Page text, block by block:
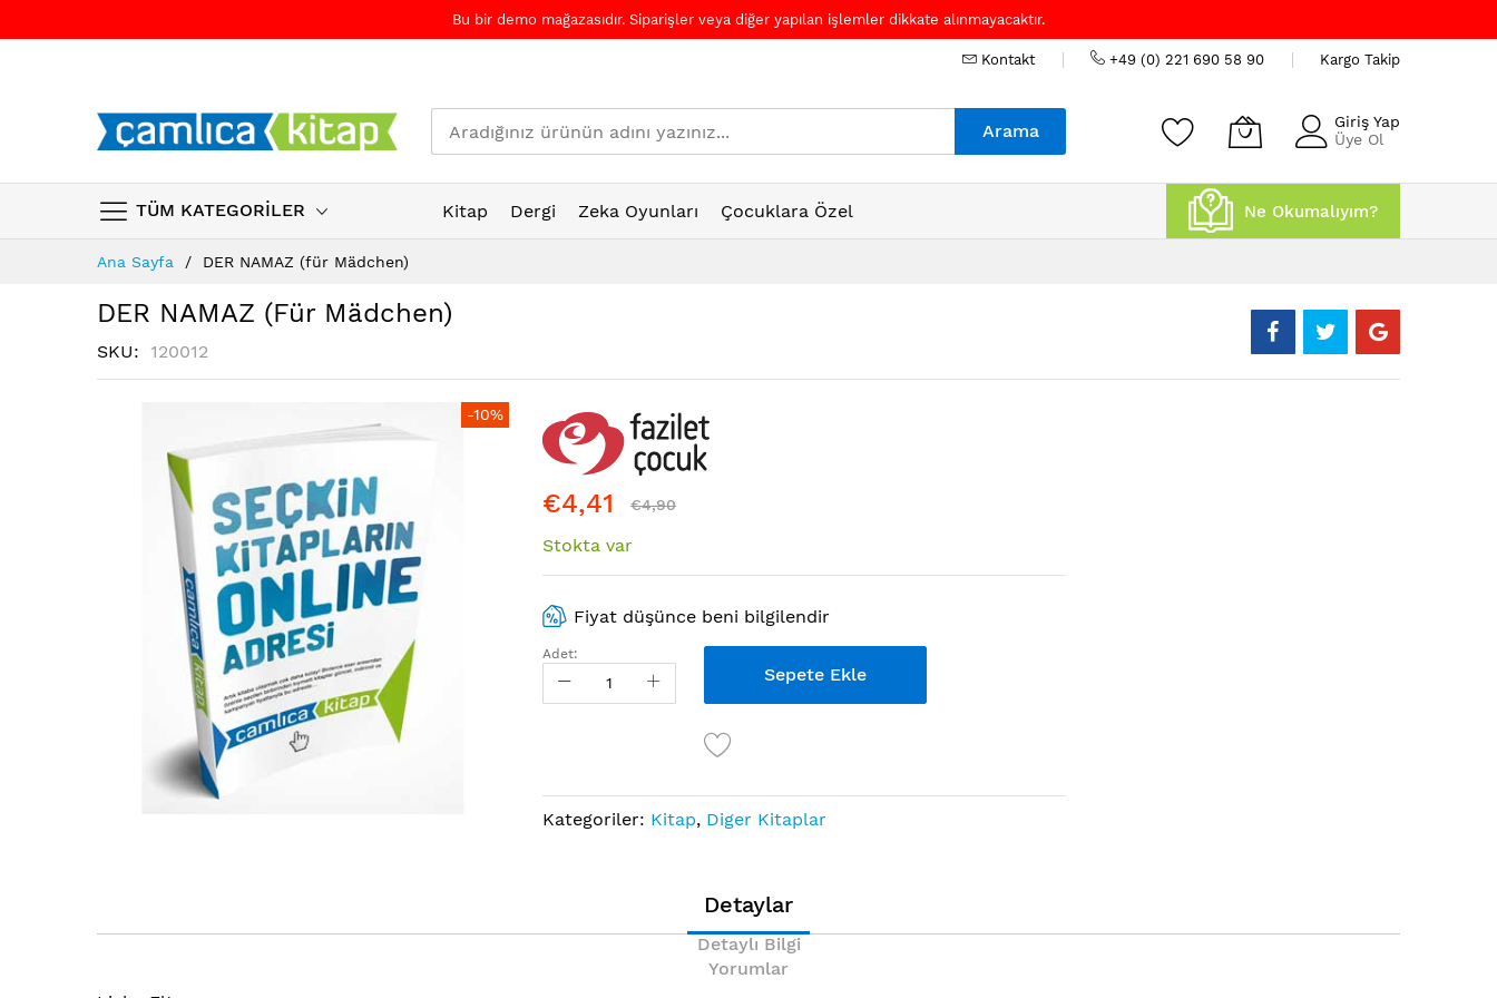
Bu bir demo mağazasıdır. Siparişler veya diğer yapılan işlemler dikkate alınmayacaktır.
Kontakt +49 (0) 221 690 58 90 Kargo Takip
TÜM KATEGORİLER
Arama
Giriş Yap
Üye Ol
Kitap Dergi Zeka Oyunları Çocuklara Özel Ne Okumalıyım?
Ana Sayfa DER NAMAZ (für Mädchen)
DER NAMAZ (für Mädchen)
SKU 120012
-10%
€4,41 €4,90
Stokta var
Fiyat düşünce beni bilgilendir
Adet:
Sepete Ekle
Kategoriler: Kitap, Diger Kitaplar
Detaylar
Detaylı Bilgi
Yorumlar